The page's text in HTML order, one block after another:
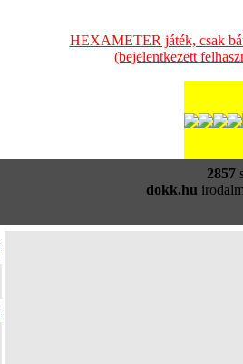
HEXAMETER játék, csak
(bejelentkezett
2857
dokk.hu